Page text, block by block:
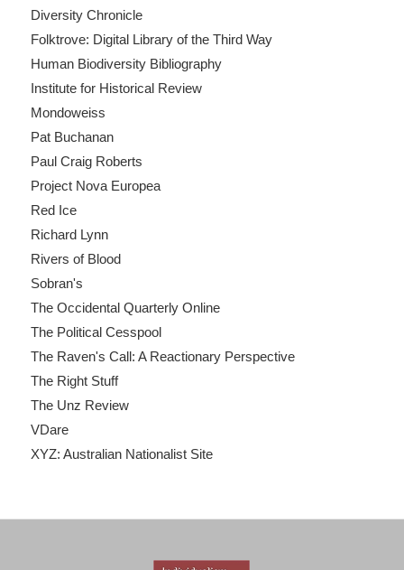
Diversity Chronicle
Folktrove: Digital Library of the Third Way
Human Biodiversity Bibliography
Institute for Historical Review
Mondoweiss
Pat Buchanan
Paul Craig Roberts
Project Nova Europea
Red Ice
Richard Lynn
Rivers of Blood
Sobran's
The Occidental Quarterly Online
The Political Cesspool
The Raven's Call: A Reactionary Perspective
The Right Stuff
The Unz Review
VDare
XYZ: Australian Nationalist Site